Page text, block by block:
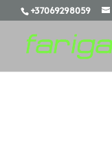
+37069298059